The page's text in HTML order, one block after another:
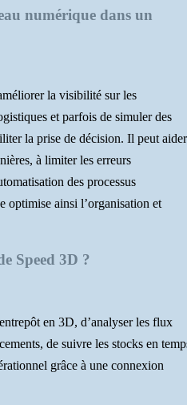
numérique dans un
la visibilité sur les
et parfois de simuler des
la prise de décision. Il peut aider
à limiter les erreurs
des processus
optimise ainsi l’organisation et
Speed 3D ?
en 3D, d’analyser les flux
de suivre les stocks en
grâce à une connexion